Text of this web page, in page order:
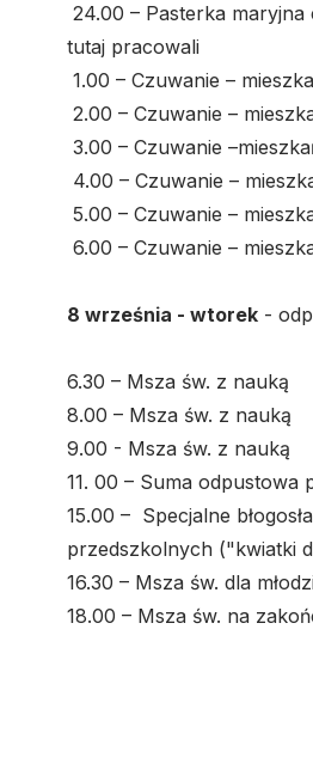
24.00 – Pasterka
tutaj pracowali
1.00 – Czuwanie –
2.00 – Czuwanie –
3.00 – Czuwanie
4.00 – Czuwanie –
5.00 – Czuwanie –
6.00 – Czuwanie –
8 września - wtorek -
6.30 – Msza św. z nauką
8.00 – Msza św. z nauką
9.00 - Msza św. z nauką
11. 00 – Suma odpustowa
15.00 – Specjalne
przedszkolnych ("kwiatki
16.30 – Msza św. dla
18.00 – Msza św. na